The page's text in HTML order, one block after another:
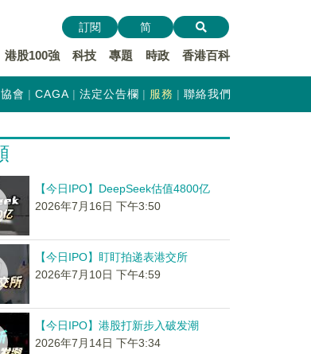
港股100強 科技 專題 時政 香港百科
訂閱 简
會 CAGA 法定公告欄 服務 聯絡我們
【今日IPO】DeepSeek估值4800亿
2026年7月16日 下午3:50
【今日IPO】盯盯拍递表港交所
2026年7月10日 下午4:59
【今日IPO】港股打新步入破发潮
2026年7月14日 下午3:34